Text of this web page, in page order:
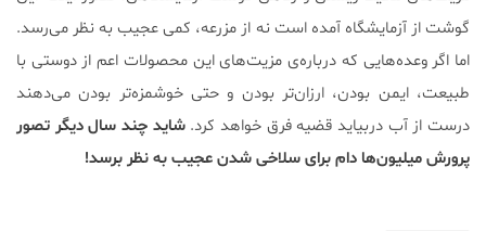
گوشت از آزمایشگاه آمده است نه از مزرعه، کمی عجیب به نظر می‌رسد.
اما اگر وعده‌هایی که درباره‌ی مزیت‌های این محصولات اعم از دوستی با
طبیعت، ایمن بودن، ارزان‌تر بودن و حتی خوشمزه‌تر بودن می‌دهند
درست از آب دربیاید قضیه فرق خواهد کرد.شاید چند سال دیگر تصور
پرورش میلیون‌ها دام برای سلاخی شدن عجیب به نظر برسد!